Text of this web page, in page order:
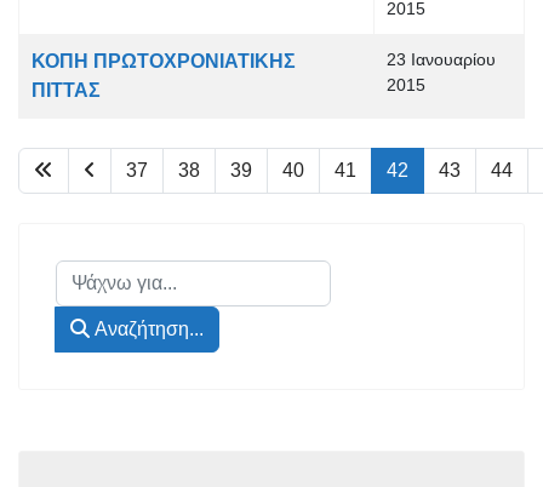
2015
ΚΟΠΗ ΠΡΩΤΟΧΡΟΝΙΑΤΙΚΗΣ
ΠΙΤΤΑΣ
23 Ιανουαρίου
2015
Σελίδα 42 από 46
37 38 39 40 41 42 43 44
Αναζήτηση...
Αναζήτηση...